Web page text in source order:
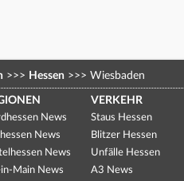
>>> Hessen >>> Wiesbaden
News
News
News
Main News
VERKEHR
Staus Hessen
Blitzer Hessen
Unfälle Hessen
A3 News